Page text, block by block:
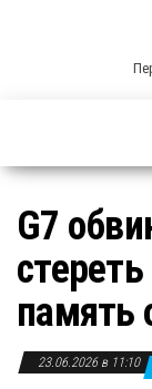
G7
память
23.06.2026 в 11:10